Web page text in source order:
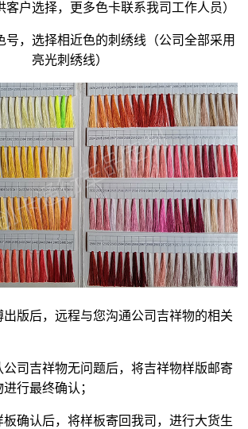
客户选择，更多色卡联系我司工作人员）
号，选择相近色的刺绣线（公司全部采用
亮光刺绣线）
版后，远程与您沟通公司吉祥物的相关
公司吉祥物无问题后，将吉祥物样版邮寄
行最终确认；
确认后，将样板寄回我司，进行大货生